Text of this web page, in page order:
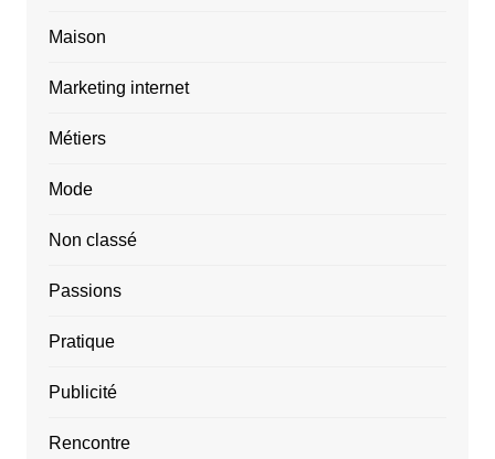
Maison
Marketing internet
Métiers
Mode
Non classé
Passions
Pratique
Publicité
Rencontre